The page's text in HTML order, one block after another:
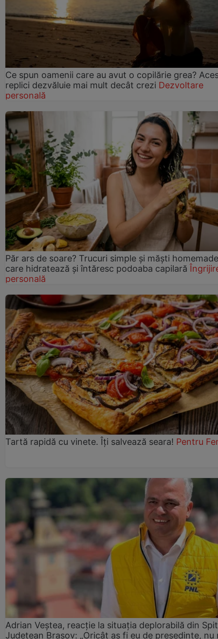
Ce spun oamenii care au avut o copilărie grea?
replici dezvăluie mai mult decât crezi Dezvoltare
personală
Păr ars de soare? Trucuri simple și măști homemade
care hidratează și întăresc podoaba capilară
personală
Tartă rapidă cu vinete. Îți salvează seara! Pentru
Adrian Veștea, reacție la situația deplorabilă din
Județean Brașov: „Oricât aș fi eu de președinte, nu